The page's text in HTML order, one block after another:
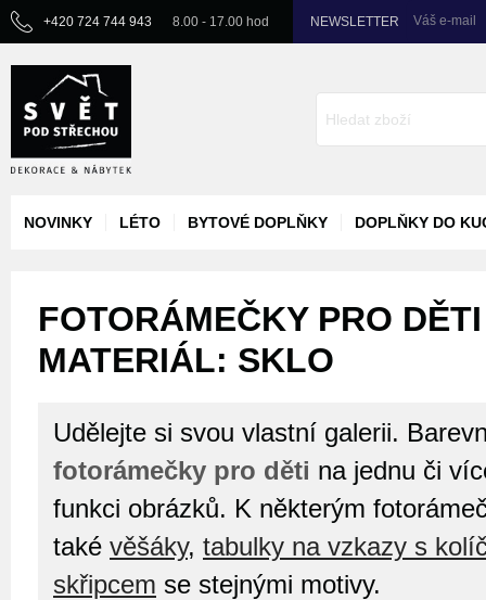
+420 724 744 943 8.00 - 17.00 hod NEWSLETTER Váš e-mail
NOVINKY LÉTO BYTOVÉ DOPLŇKY DOPLŇKY DO
FOTORÁMEČKY PRO
MATERIÁL: SKLO
Udělejte si svou vlastní galerii.
fotorámečky pro děti na jednu či
funkci obrázků. K některým
také věšáky, tabulky na vzkazy s
skřipcem se stejnými motivy.